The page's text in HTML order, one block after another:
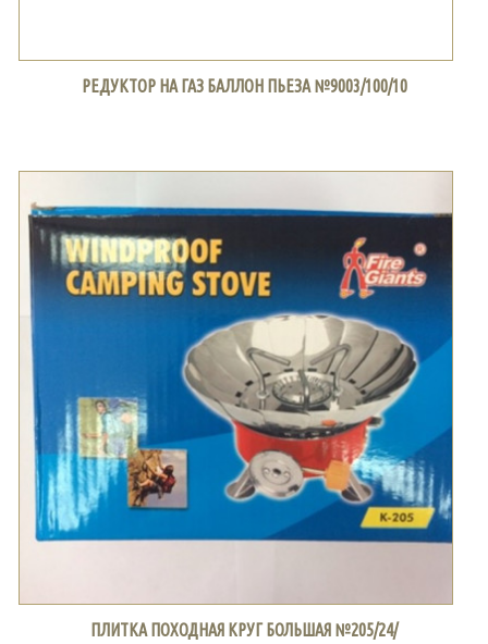
РЕДУКТОР НА ГАЗ БАЛЛОН ПЬЕЗА №9003/100/10
ПЛИТКА ПОХОДНАЯ КРУГ БОЛЬШАЯ №205/24/